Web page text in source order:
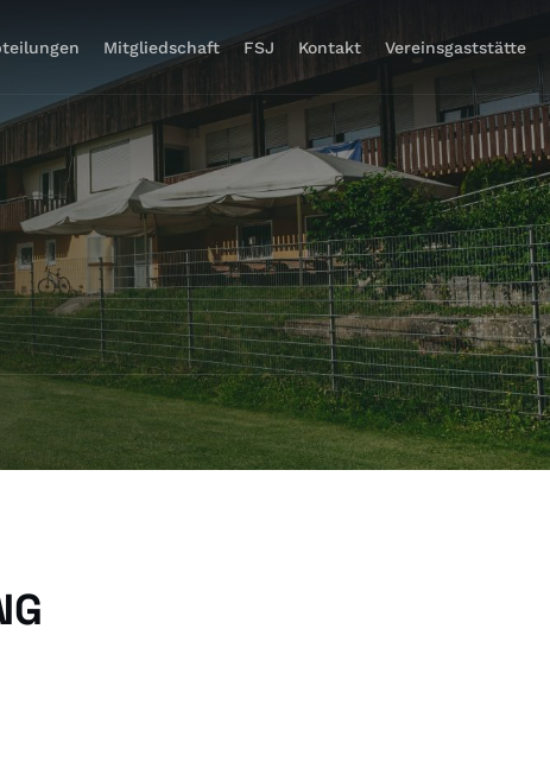
Mitgliedschaft FSJ Kontakt Vereinsgaststätte